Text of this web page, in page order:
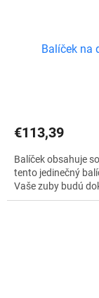
Balíček na
€113,39
Balíček obsahuje
tento jedinečný
Vaše zuby budú